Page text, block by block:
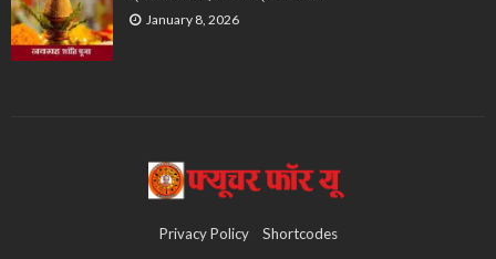
January 8, 2026
Privacy Policy Shortcodes